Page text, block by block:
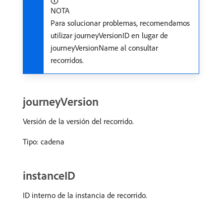
NOTA
Para solucionar problemas, recomendamos
utilizar journeyVersionID en lugar de
journeyVersionName al consultar
recorridos.
journeyVersion
Versión de la versión del recorrido.
Tipo: cadena
instanceID
ID interno de la instancia de recorrido.